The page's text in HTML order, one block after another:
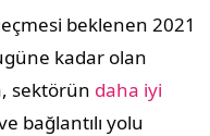
beklenen 2021
kadar olan
sektörün daha iyi
bağlantılı yolu